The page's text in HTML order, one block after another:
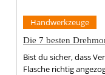
Handwerkzeuge
Die 7 besten
Bist du sicher, dass
Flasche richtig